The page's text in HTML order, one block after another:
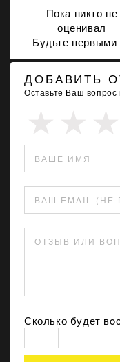
Пока никто не
оценивал
Будьте первыми
ДОБАВИТЬ
Оставьте Ваш вопрос
ВАШЕ ИМЯ
ВАШ EMAIL (НЕ
ОТЗЫВ ИЛИ
Сколько будет